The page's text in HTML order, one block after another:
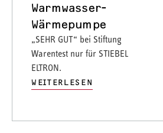
Warmwasser-
Wärmepumpe
„SEHR GUT“ bei Stiftung
Warentest nur für STIEBEL
ELTRON.
WEITERLESEN